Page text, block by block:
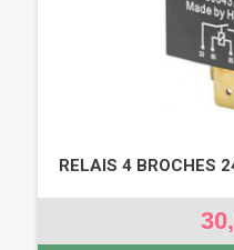
RELAIS 4 BROCHES